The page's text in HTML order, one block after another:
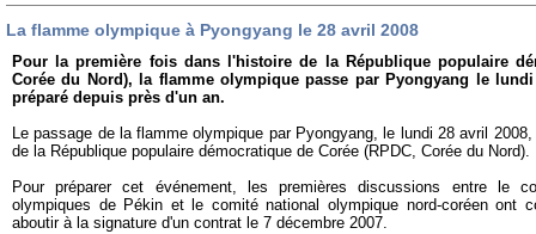
La flamme olympique à Pyongyang le 28 avril 2008
Pour la première fois dans l'histoire de la République populaire
Corée du Nord), la flamme olympique passe par Pyongyang le
préparé depuis près d'un an.
Le passage de la flamme olympique par Pyongyang, le lundi 28 avril
de la République populaire démocratique de Corée (RPDC, Corée du Nord).
Pour préparer cet événement, les premières discussions entre le
olympiques de Pékin et le comité national olympique nord-coréen ont
aboutir à la signature d'un contrat le 7 décembre 2007.